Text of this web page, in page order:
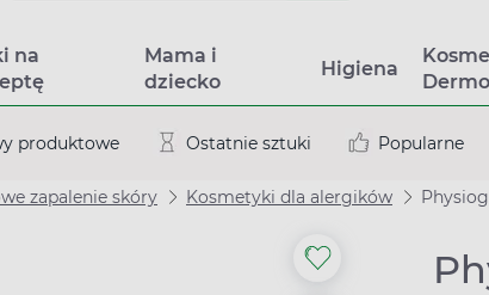
na
Mama i
dziecko
Higiena
produktowe Ostatnie sztuki Popularne
zapalenie skóry Kosmetyki dla alergików Physiogel